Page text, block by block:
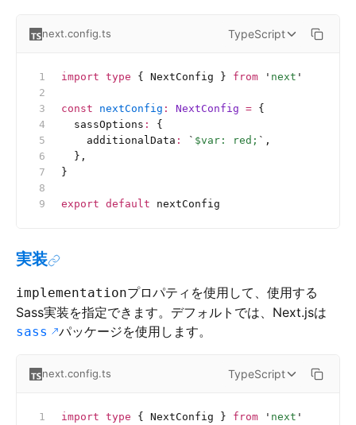
next.config.ts TypeScript
import type { NextConfig } from ' next '
const nextConfig : NextConfig = {
  sassOptions
:
{
    additionalData
: ` $var: red; ` ,
  },
}
export default nextConfig
実装
implementationプロパティを使用して、使用する
Sass実装を指定できます。デフォルトでは、Next.jsは
sass パッケージを使用します。
next.config.ts TypeScript
import type { NextConfig } from ' next '